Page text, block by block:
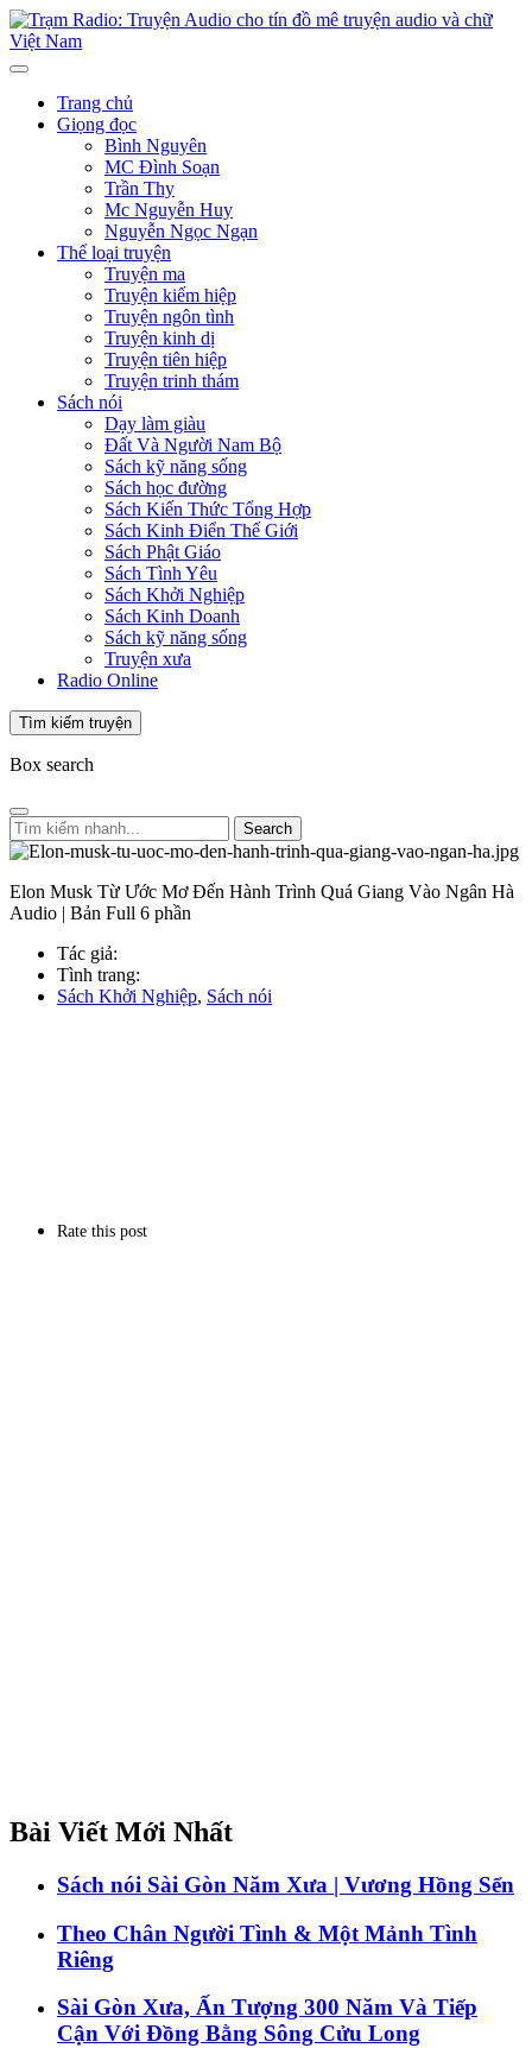
Trang chủ
Giọng đọc
Bình Nguyên
MC Đình Soạn
Trần Thy
Mc Nguyễn Huy
Nguyễn Ngọc Ngạn
Thể loại truyện
Truyện ma
Truyện kiếm hiệp
Truyện ngôn tình
Truyện kinh dị
Truyện tiên hiệp
Truyện trinh thám
Sách nói
Dạy làm giàu
Đất Và Người Nam Bộ
Sách kỹ năng sống
Sách học đường
Sách Kiến Thức Tổng Hợp
Sách Kinh Điển Thế Giới
Sách Phật Giáo
Sách Tình Yêu
Sách Khởi Nghiệp
Sách Kinh Doanh
Sách kỹ năng sống
Truyện xưa
Radio Online
Tìm kiếm truyện
Box search
Search
Elon Musk Từ Ước Mơ Đến Hành Trình Quá Giang Vào Ngân Hà
Audio | Bản Full 6 phần
Tác giả:
Tình trang:
Sách Khởi Nghiệp, Sách nói
Rate this post
Bài Viết Mới Nhất
Sách nói Sài Gòn Năm Xưa | Vương Hồng Sển
Theo Chân Người Tình & Một Mảnh Tình
Riêng
Sài Gòn Xưa, Ấn Tượng 300 Năm Và Tiếp
Cận Với Đồng Bằng Sông Cửu Long